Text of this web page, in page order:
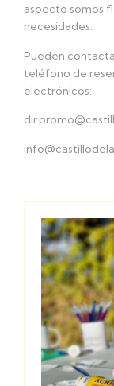
aspecto somos
necesidades.
Pueden
teléfono de
electrónicos: